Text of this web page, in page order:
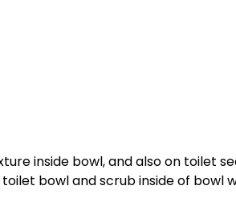
inside bowl, and also on toilet
bowl and scrub inside of bowl